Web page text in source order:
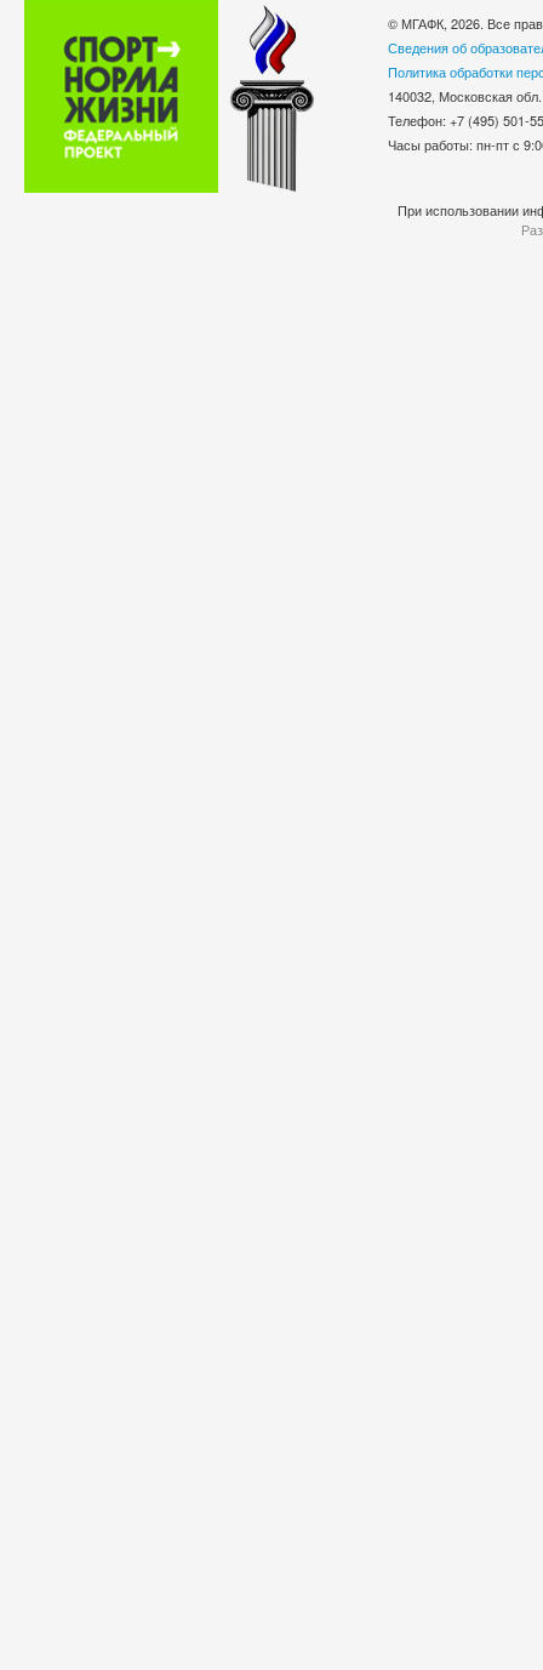
© МГАФК, 2026. Все
Сведения об
Политика обработки
140032, Московская
Телефон: +7 (495)
Часы работы: пн-пт с
При использовании